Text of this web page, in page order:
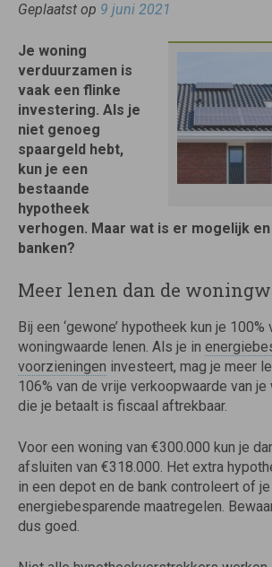
Geplaatst op 9 juni 2021
Je woning
verduurzamen is
vaak een flinke
investering. Als je
niet genoeg
spaargeld hebt,
kun je een
bestaande
hypotheek
verhogen. Maar wat is er mogelijk
banken?
Meer lenen dan de
Bij een ‘gewone’ hypotheek kun je 100%
woningwaarde lenen. Als je in
voorzieningen investeert, mag je meer
106% van de vrije verkoopwaarde van je
die je betaalt is fiscaal aftrekbaar.
Voor een woning van €300.000 kun je
afsluiten van €318.000. Het extra
in een depot en de bank controleert of
energiebesparende maatregelen.
dus goed.